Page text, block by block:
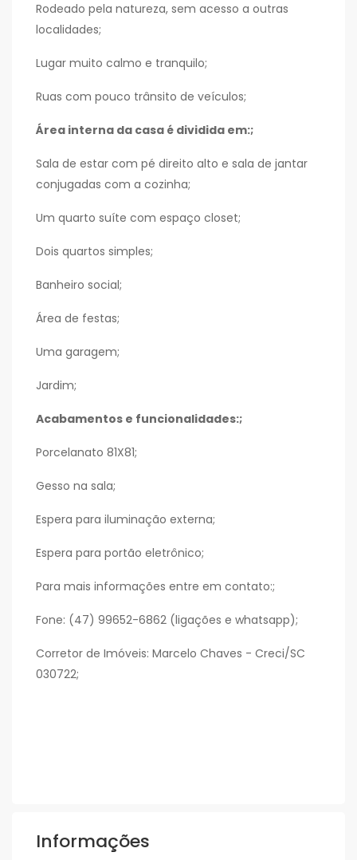
Rodeado pela natureza, sem acesso a outras
localidades;
Lugar muito calmo e tranquilo;
Ruas com pouco trânsito de veículos;
Área interna da casa é dividida em:;
Sala de estar com pé direito alto e sala de jantar
conjugadas com a cozinha;
Um quarto suíte com espaço closet;
Dois quartos simples;
Banheiro social;
Área de festas;
Uma garagem;
Jardim;
Acabamentos e funcionalidades:;
Porcelanato 81X81;
Gesso na sala;
Espera para iluminação externa;
Espera para portão eletrônico;
Para mais informações entre em contato:;
Fone: (47) 99652-6862 (ligações e whatsapp);
Corretor de Imóveis: Marcelo Chaves - Creci/SC
030722;
Informações